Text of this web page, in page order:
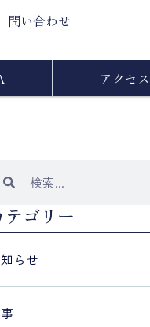
問い合わせ
アクセス
テゴリー
らせ